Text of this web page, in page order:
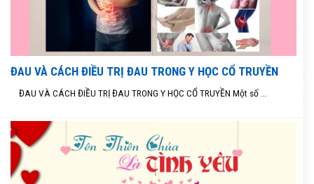
ĐAU VÀ CÁCH ĐIỀU TRỊ ĐAU TRONG Y HỌC CỔ TRUYỀN
ĐAU VÀ CÁCH ĐIỀU TRỊ ĐAU TRONG Y HỌC CỔ TRUYỀN Một số ...